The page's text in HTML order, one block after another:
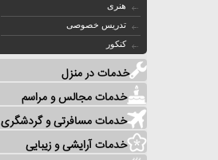
هنری
تدریس خصوصی
کنکور
خدمات در منزل
خدمات مجالس و مراسم
خدمات مسافرتی و گردشگری
خدمات آرایشی و زیبایی